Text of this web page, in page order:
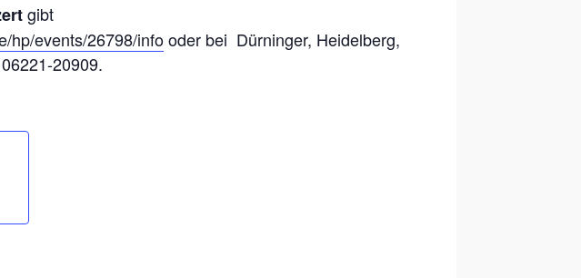
gibt
hp/events/26798/infooder bei Dürninger, Heidelberg,
20909.